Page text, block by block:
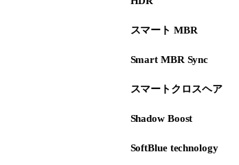
スマート MBR
Smart MBR Sync
スマートクロスヘア
Shadow Boost
SoftBlue technology